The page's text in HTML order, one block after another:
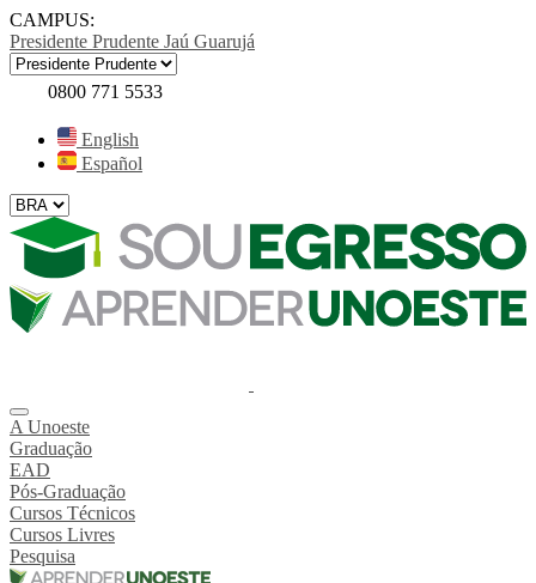
CAMPUS:
Presidente Prudente Jaú Guarujá
0800 771 5533
English
Español
A Unoeste
Graduação
EAD
Pós-Graduação
Cursos Técnicos
Cursos Livres
Pesquisa